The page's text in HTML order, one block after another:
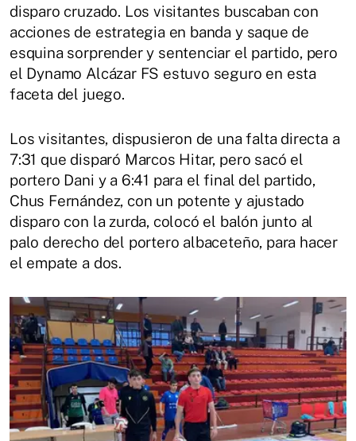
disparo cruzado. Los visitantes buscaban con
acciones de estrategia en banda y saque de
esquina sorprender y sentenciar el partido, pero
el Dynamo Alcázar FS estuvo seguro en esta
faceta del juego.
Los visitantes, dispusieron de una falta directa a
7:31 que disparó Marcos Hitar, pero sacó el
portero Dani y a 6:41 para el final del partido,
Chus Fernández, con un potente y ajustado
disparo con la zurda, colocó el balón junto al
palo derecho del portero albaceteño, para hacer
el empate a dos.